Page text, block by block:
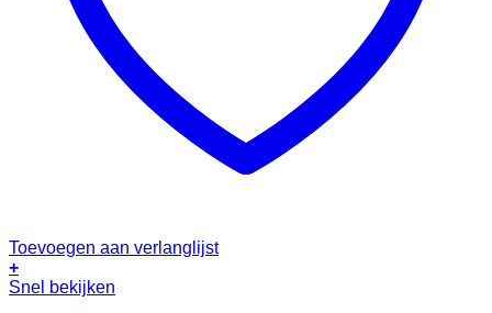
Toevoegen aan verlanglijst
+
Snel bekijken